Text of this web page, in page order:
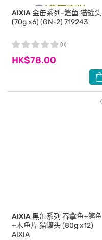
AIXIA金缶系列-鲣鱼 猫罐头
(70g x6) (GN-2) 719243
HK$78.00
(0)
AIXIA黑缶系列 吞拿鱼+鲣鱼
+木鱼片 猫罐头 (80g x12)
AIXIA